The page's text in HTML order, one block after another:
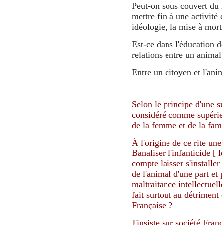
Peut-on sous couvert du
mettre fin à une activité
idéologie, la mise à
Est-ce dans l'éducation
relations entre un
Entre un citoyen et
Selon le principe d'une
considéré comme
de la femme et de la
À l'origine de ce rite
Banaliser l'infanticide [
compte laisser
de l'animal d'une part et
maltraitance
fait surtout au
Française ?
J'insiste sur société